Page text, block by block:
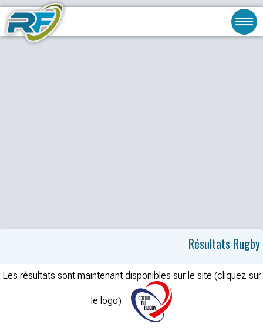
Résultats Rugby
Les résultats sont maintenant disponibles sur le site (cliquez sur
le logo)